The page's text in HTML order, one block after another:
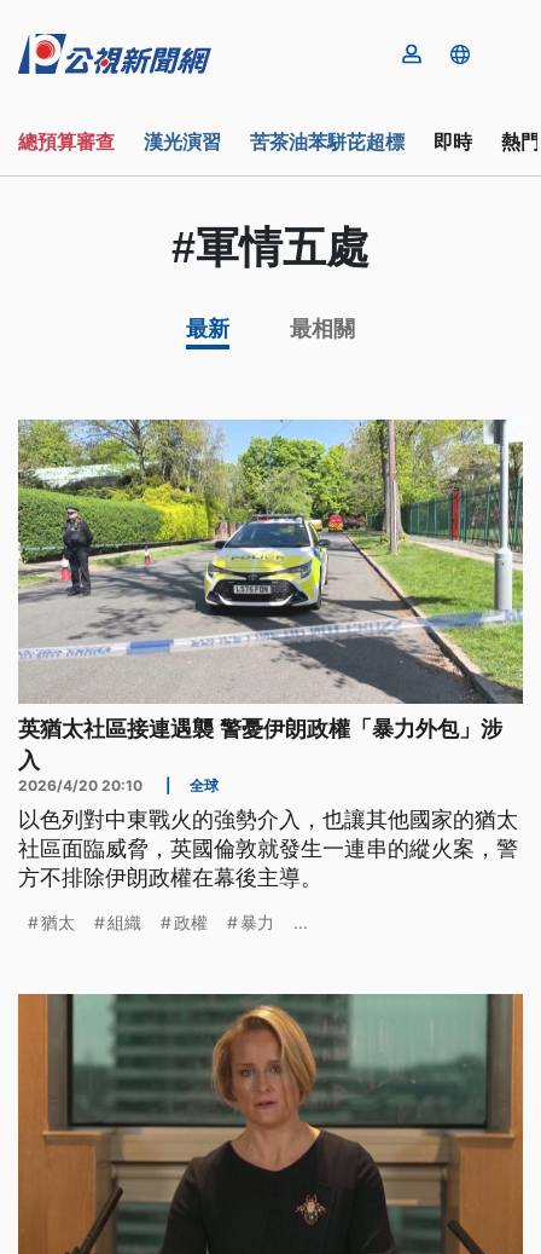
總預算審查 漢光演習 苦茶油苯駢芘超標 即時 熱
#軍情五處
最新 最相關
英猶太社區接連遇襲 警憂伊朗政權「暴力外包」涉
入
2026/4/20 20:10 全球
以色列對中東戰火的強勢介入，也讓其他國家的猶太
社區面臨威脅，英國倫敦就發生一連串的縱火案，警
方不排除伊朗政權在幕後主導。
猶太 組織 政權 暴力 ...